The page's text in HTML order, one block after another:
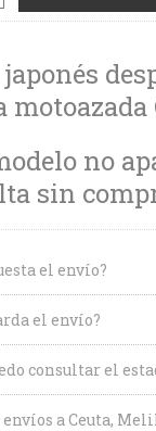
motoazada
no
sin
el envío?
el envío?
consultar el
envíos a Ceuta,